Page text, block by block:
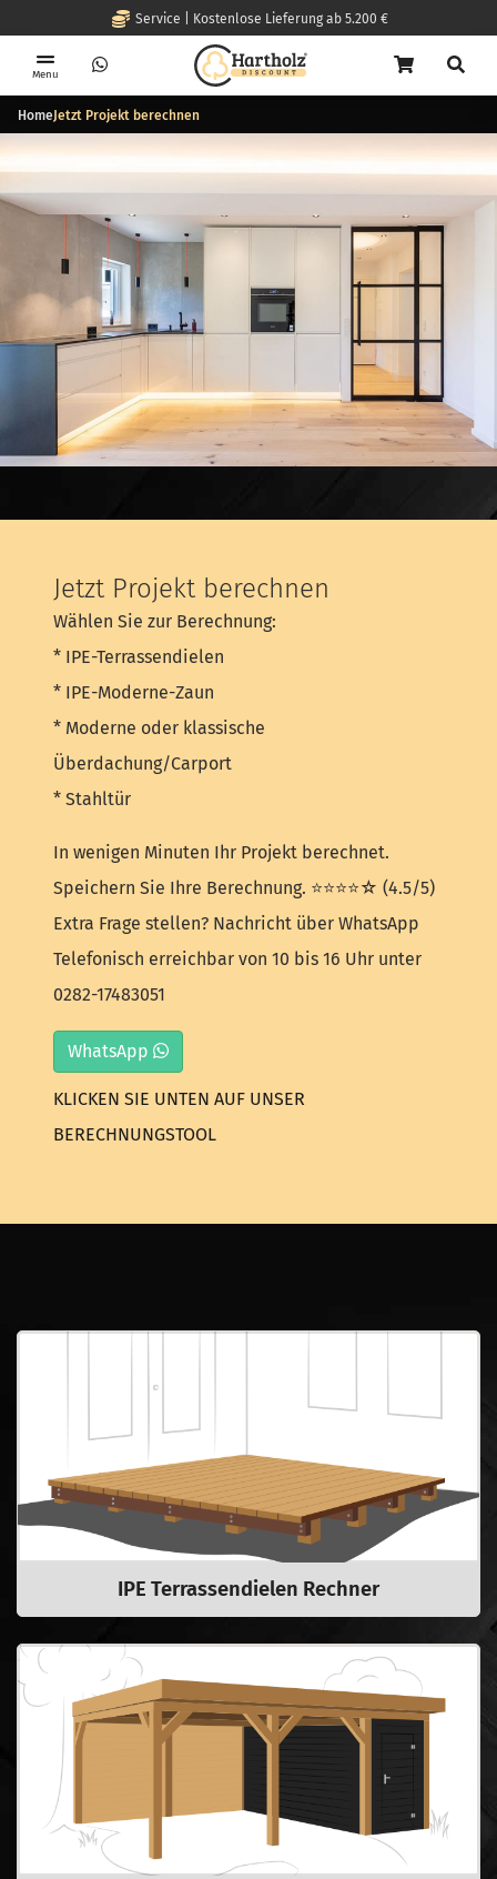
Service | Kostenlose Lieferung ab 5.200 €
Menu
HomeJetzt Projekt berechnen
Jetzt Projekt berechnen
Wählen Sie zur Berechnung:
* IPE-Terrassendielen
* IPE-Moderne-Zaun
* Moderne oder klassische
Überdachung/Carport
* Stahltür
In wenigen Minuten Ihr Projekt berechnet.
Speichern Sie Ihre Berechnung. ⭐⭐⭐⭐☆ (4.5/5)
Extra Frage stellen? Nachricht über WhatsApp
Telefonisch erreichbar von 10 bis 16 Uhr unter
0282-17483051
WhatsApp
KLICKEN SIE UNTEN AUF UNSER
BERECHNUNGSTOOL
IPE Terrassendielen Rechner